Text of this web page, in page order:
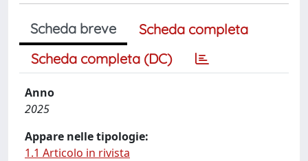
Scheda breve
Scheda completa
Scheda completa (DC)
Anno
2025
Appare nelle tipologie:
1.1 Articolo in rivista